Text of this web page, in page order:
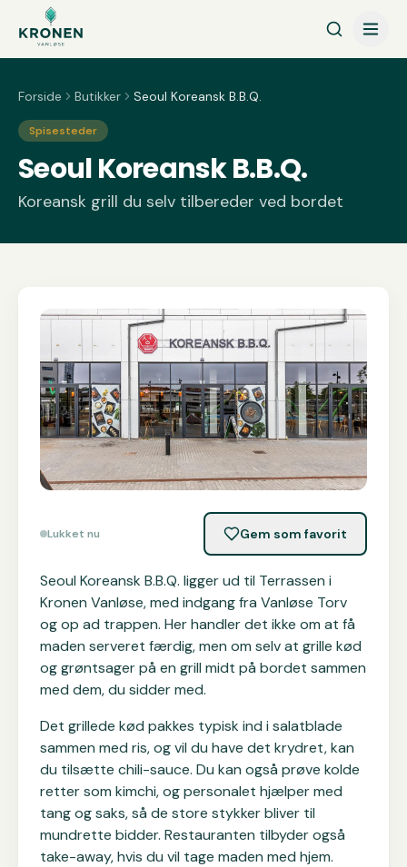
Spring til indhold
Forside Butikker Seoul Koreansk B.B.Q.
Spisesteder
Seoul Koreansk B.B.Q.
Koreansk grill du selv tilbereder ved bordet
Lukket nu Gem som favorit
Seoul Koreansk B.B.Q. ligger ud til Terrassen i
Kronen Vanløse, med indgang fra Vanløse Torv
og op ad trappen. Her handler det ikke om at få
maden serveret færdig, men om selv at grille kød
og grøntsager på en grill midt på bordet sammen
med dem, du sidder med.
Det grillede kød pakkes typisk ind i salatblade
sammen med ris, og vil du have det krydret, kan
du tilsætte chili-sauce. Du kan også prøve kolde
retter som kimchi, og personalet hjælper med
tang og saks, så de store stykker bliver til
mundrette bidder. Restauranten tilbyder også
take-away, hvis du vil tage maden med hjem.